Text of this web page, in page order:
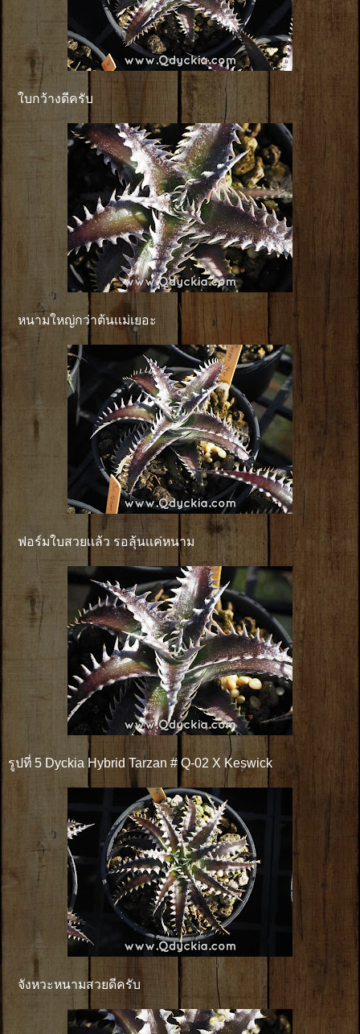
ใบกว้างดีครับ
หนามใหญ่กว่าต้นเเม่เยอะ
ฟอร์มใบสวยเเล้ว รอลุ้นเเค่หนาม
รูปที่ 5 Dyckia Hybrid Tarzan # Q-02 X Keswick
จังหวะหนามสวยดีครับ